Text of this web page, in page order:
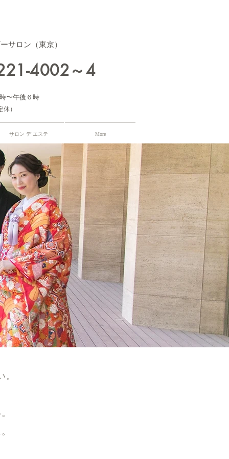
サロン（東京）
4002～4
〜午後６時
）
サロン デ エステ More